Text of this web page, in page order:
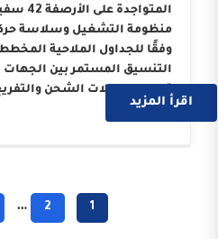
منظومة التشغيل وسلاسة
وفقًا للجداول الملاحية
التنسيق المستمر بين الجهات
تسريع معدلات الشحن
اقرأ المزيد
1
2
…